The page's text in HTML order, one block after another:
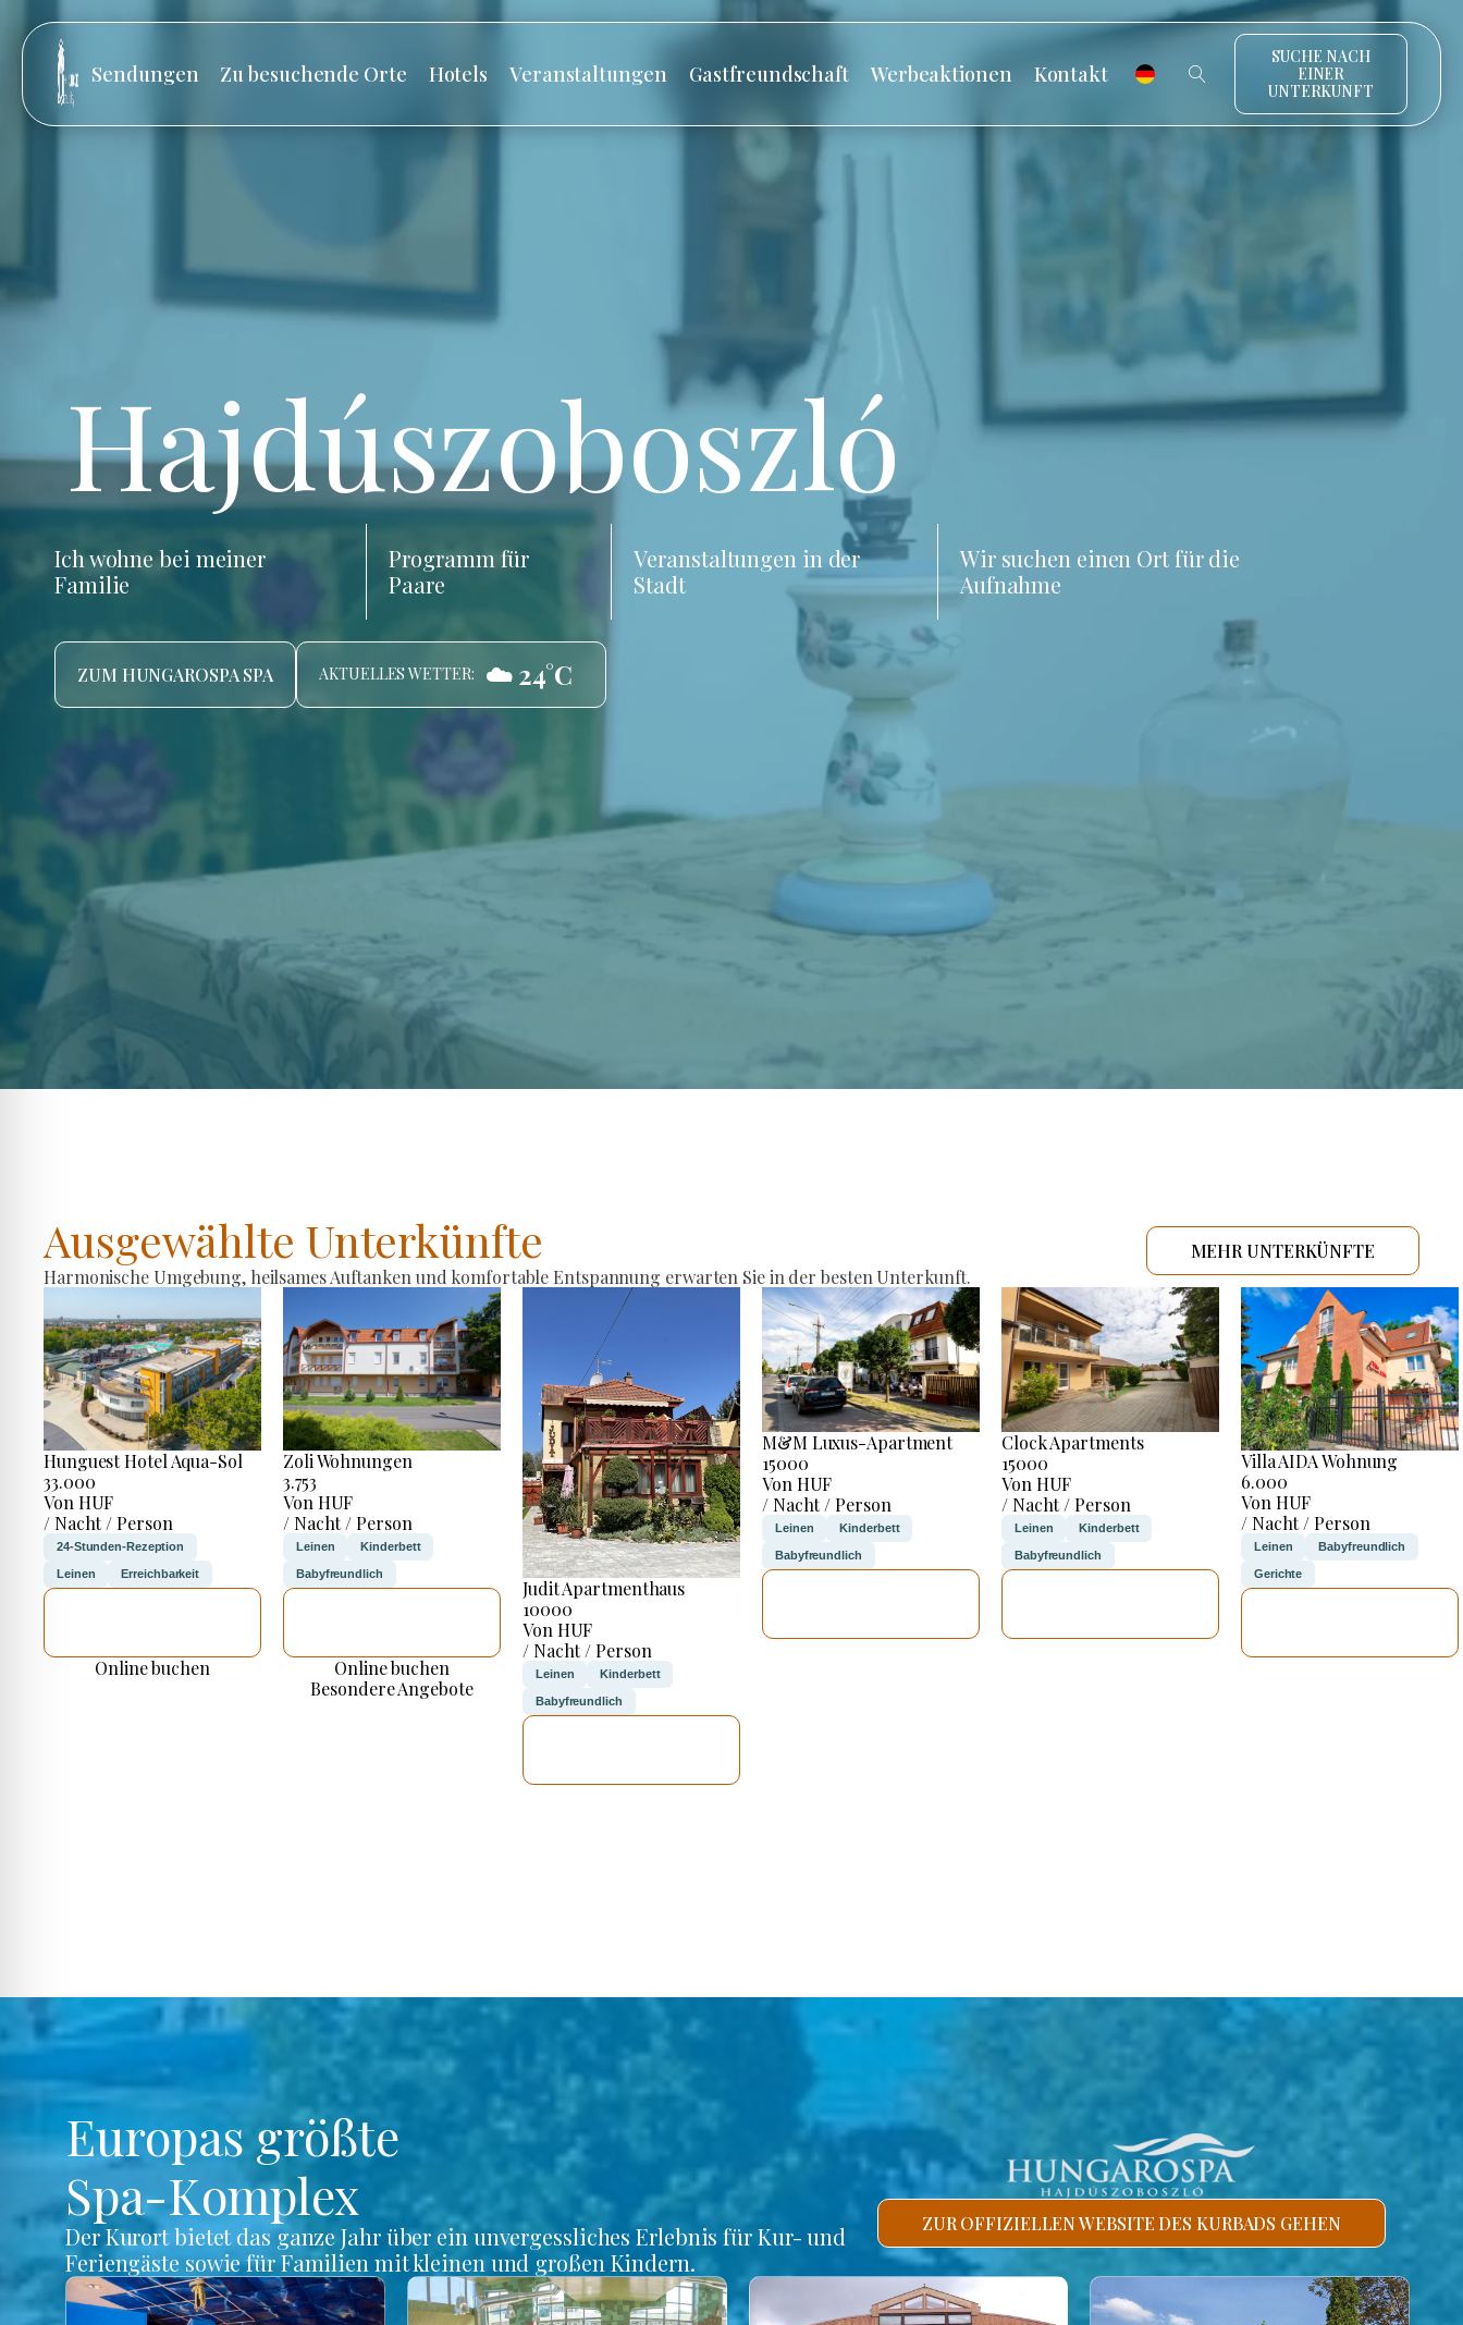
Sendungen Zu besuchende Orte Hotels Veranstaltungen Gastfreundschaft Werbeaktionen Kontakt
SUCHE NACH
EINER
UNTERKUNFT
Hajdúszoboszló
Ich wohne bei meiner
Familie
Programm für
Paare
Veranstaltungen in der
Stadt
Wir suchen einen Ort für die
Aufnahme
ZUM HUNGAROSPA SPA AKTUELLES WETTER: ☁️ 24°C
Ausgewählte Unterkünfte
Harmonische Umgebung, heilsames Auftanken und komfortable Entspannung erwarten Sie in der besten Unterkunft.
MEHR UNTERKÜNFTE
Hunguest Hotel Aqua-Sol
33.000
Von HUF
/ Nacht / Person
24-Stunden-Rezeption
Leinen Erreichbarkeit
Online buchen
Zoli Wohnungen
3.753
Von HUF
/ Nacht / Person
Leinen Kinderbett
Babyfreundlich
Online buchen
Besondere Angebote
Judit Apartmenthaus
10000
Von HUF
/ Nacht / Person
Leinen Kinderbett
Babyfreundlich
M&M Luxus-Apartment
15000
Von HUF
/ Nacht / Person
Leinen Kinderbett
Babyfreundlich
Clock Apartments
15000
Von HUF
/ Nacht / Person
Leinen Kinderbett
Babyfreundlich
Villa AIDA Wohnung
6.000
Von HUF
/ Nacht / Person
Leinen Babyfreundlich
Gerichte
Europas größte
Spa-Komplex
Der Kurort bietet das ganze Jahr über ein unvergessliches Erlebnis für Kur- und
Feriengäste sowie für Familien mit kleinen und großen Kindern.
ZUR OFFIZIELLEN WEBSITE DES KURBADS GEHEN